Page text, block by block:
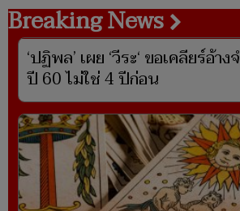
Breaking News
‘ปฏิพล’ เผย ‘วีระ‘ ขอเคลียร์อ้
ปี 60 ไม่ใช่ 4 ปีก่อน